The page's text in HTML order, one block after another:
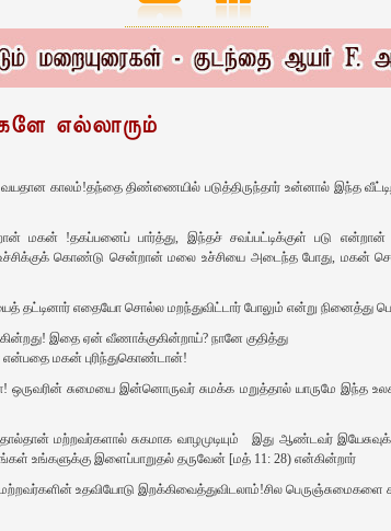
எல்லாரும்
காலம்!தந்தை திண்ணையில் படுத்திருந்தார் உன்னால் இந்த
மகன் !தகப்பனைப் பார்த்து, இந்தச் சவப்‌பட்டிக்குள் படு
கொண்டு சென்றான் மலை உச்சியை அடைந்த போது, மகன்
தட்டினார் எதையோ சொல்ல மறந்துவிட்டார் போலும் என்று நினைத்து
இதை ஏன் வீணாக்குகின்றாய்‌? நானே குதித்து
என்பதை மகன் புரிந்துகொண்டான்‌!
ஒருவரின் சுமையை இன்னொருவர் சுமக்க மறுத்தால் யாருமே இந்த
மற்றவர்களால் சுகமாக வாழமுடியும் இது ஆண்டவர்
உங்களுக்கு இளைப்பாறுதல் தருவேன் [மத் 11: 28) என்கின்றார்
உதவியோடு இறக்கிவைத்துவிடலாம்!சில